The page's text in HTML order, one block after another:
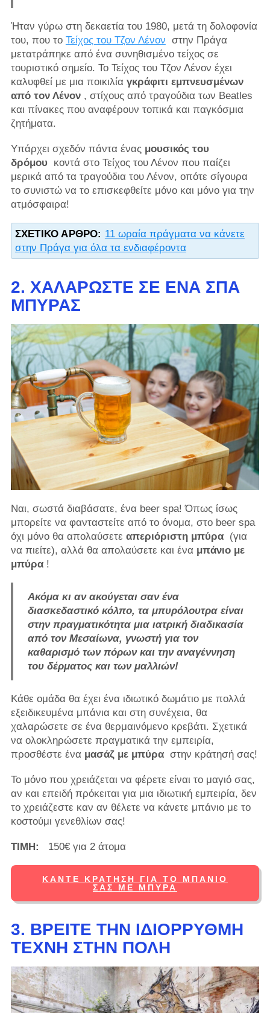
Ήταν γύρω στη δεκαετία του 1980, μετά τη δολοφονία
του, που το Τείχος του Τζον Λένον στην Πράγα
μετατράπηκε από ένα συνηθισμένο τείχος σε
τουριστικό σημείο. Το Τείχος του Τζον Λένον έχει
καλυφθεί με μια ποικιλία γκράφιτι εμπνευσμένων
από τον Λένον, στίχους από τραγούδια των Beatles
και πίνακες που αναφέρουν τοπικά και παγκόσμια
ζητήματα.
Υπάρχει σχεδόν πάντα ένας μουσικός του
δρόμουκοντά στο Τείχος του Λένον που παίζει
μερικά από τα τραγούδια του Λένον, οπότε σίγουρα
το συνιστώ να το επισκεφθείτε μόνο και μόνο για την
ατμόσφαιρα!
ΣΧΕΤΙΚΌ ΆΡΘΡΟ: 11 ωραία πράγματα να κάνετε
στην Πράγα για όλα τα ενδιαφέροντα
2. ΧΑΛΑΡΏΣΤΕ ΣΕ ΈΝΑ ΣΠΑ
ΜΠΎΡΑΣ
Ναι, σωστά διαβάσατε, ένα beer spa! Όπως ίσως
μπορείτε να φανταστείτε από το όνομα, στο beer spa
όχι μόνο θα απολαύσετε απεριόριστη μπύρα(για
να πιείτε), αλλά θα απολαύσετε και ένα μπάνιο με
μπύρα!
Ακόμα κι αν ακούγεται σαν ένα
διασκεδαστικό κόλπο, τα μπυρόλουτρα είναι
στην πραγματικότητα μια ιατρική διαδικασία
από τον Μεσαίωνα, γνωστή για τον
καθαρισμό των πόρων και την αναγέννηση
του δέρματος και των μαλλιών!
Κάθε ομάδα θα έχει ένα ιδιωτικό δωμάτιο με πολλά
εξειδικευμένα μπάνια και στη συνέχεια, θα
χαλαρώσετε σε ένα θερμαινόμενο κρεβάτι. Σχετικά
να ολοκληρώσετε πραγματικά την εμπειρία,
προσθέστε ένα μασάζ με μπύραστην κράτησή σας!
Το μόνο που χρειάζεται να φέρετε είναι το μαγιό σας,
αν και επειδή πρόκειται για μια ιδιωτική εμπειρία, δεν
το χρειάζεστε καν αν θέλετε να κάνετε μπάνιο με το
κοστούμι γενεθλίων σας!
ΤΙΜΗ: 150€ για 2 άτομα
ΚΆΝΤΕ ΚΡΆΤΗΣΗ ΓΙΑ ΤΟ ΜΠΆΝΙΟ
ΣΑΣ ΜΕ ΜΠΎΡΑ
3. ΒΡΕΊΤΕ ΤΗΝ ΙΔΙΌΡΡΥΘΜΗ
ΤΈΧΝΗ ΣΤΗΝ ΠΌΛΗ